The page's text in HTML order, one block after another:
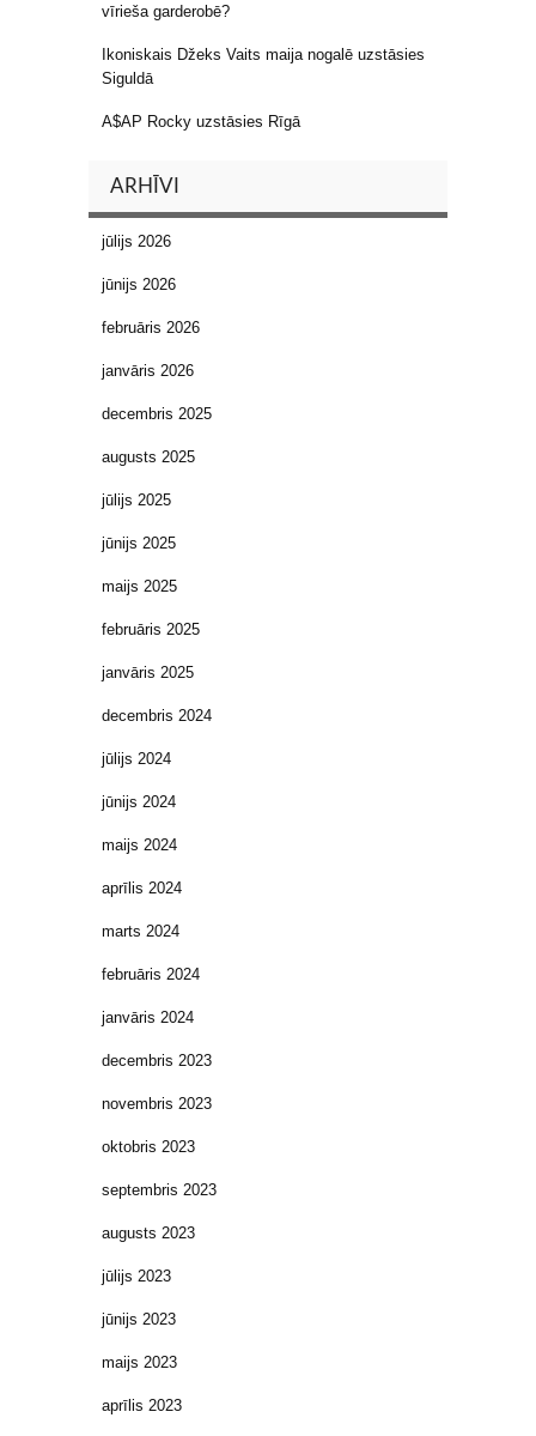
vīrieša garderobē?
Ikoniskais Džeks Vaits maija nogalē uzstāsies
Siguldā
A$AP Rocky uzstāsies Rīgā
ARHĪVI
jūlijs 2026
jūnijs 2026
februāris 2026
janvāris 2026
decembris 2025
augusts 2025
jūlijs 2025
jūnijs 2025
maijs 2025
februāris 2025
janvāris 2025
decembris 2024
jūlijs 2024
jūnijs 2024
maijs 2024
aprīlis 2024
marts 2024
februāris 2024
janvāris 2024
decembris 2023
novembris 2023
oktobris 2023
septembris 2023
augusts 2023
jūlijs 2023
jūnijs 2023
maijs 2023
aprīlis 2023